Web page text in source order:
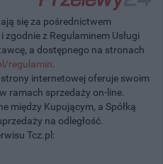
się za pośrednictwem
zgodnie z Regulaminem Usługi
a dostępnego na stronach
regulamin
internetowej oferuje swoim
ramach sprzedaży on-line.
między Kupującym, a Spółką
na odległość.
Tcz.pl: